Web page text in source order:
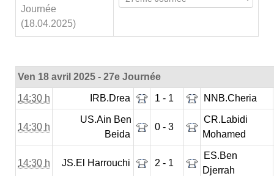
Journée
(18.04.2025)
Ven 18 avril 2025 - 27e Journée
14:30 h IRB.Drea 1 - 1 NNB.Cheria
14:30 h
US.Ain Ben
Beida
0 - 3
CR.Labidi
Mohamed
14:30 h JS.El Harrouchi 2 - 1
ES.Ben
Djerrah